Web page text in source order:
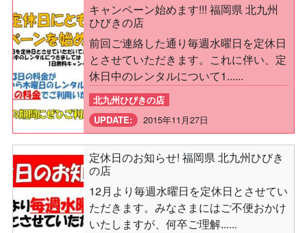
キャンペーン始めます!!! 福岡県 北九州
ひびきの店
前回ご連絡した通り毎週水曜日を定休日
とさせていただきます。これに伴い、定
休日中のレンタルについて1......
北九州ひびきの店
UPDATE:
2015年11月27日
定休日のお知らせ! 福岡県 北九州ひびき
の店
12月より毎週水曜日を定休日とさせてい
ただきます。みなさまにはご不便おかけ
いたしますが、何卒ご理解......